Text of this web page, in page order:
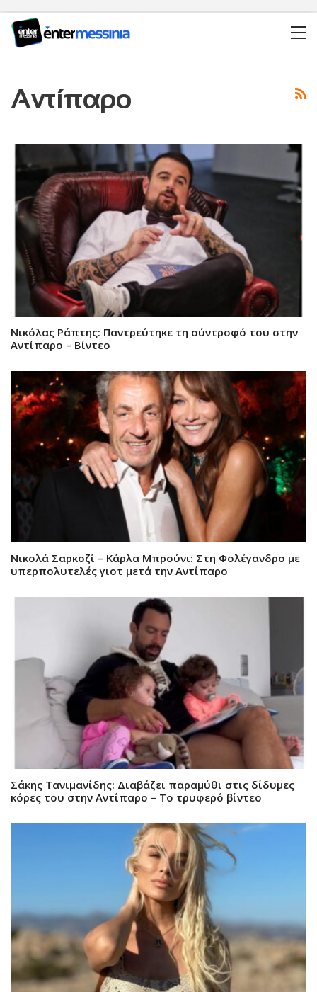
Αντίπαρο
Νικόλας Ράπτης: Παντρεύτηκε τη σύντροφό του στην
Αντίπαρο – Βίντεο
Νικολά Σαρκοζί – Κάρλα Μπρούνι: Στη Φολέγανδρο με
υπερπολυτελές γιοτ μετά την Αντίπαρο
Σάκης Τανιμανίδης: Διαβάζει παραμύθι στις δίδυμες
κόρες του στην Αντίπαρο – Το τρυφερό βίντεο